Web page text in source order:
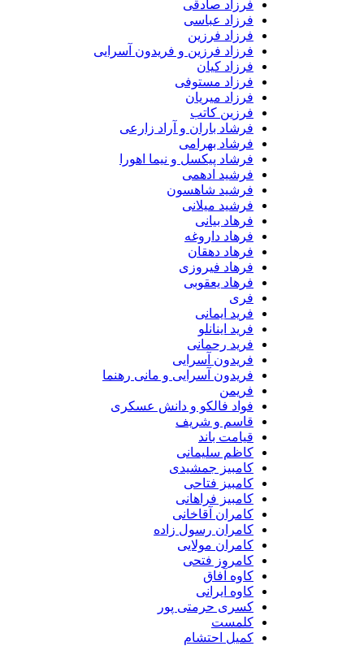
فرزاد صادقی
فرزاد عباسی
فرزاد فرزین
فرزاد فرزین و فریدون آسرایی
فرزاد کیان
فرزاد مستوفی
فرزاد میریان
فرزین کاتب
فرشاد باران و آراد زارعی
فرشاد بهرامی
فرشاد پیکسل و نیما اهورا
فرشید ادهمی
فرشید شاهسون
فرشید میلانی
فرهاد بیانی
فرهاد داروغه
فرهاد دهقان
فرهاد فیروزی
فرهاد یعقوبی
فری
فرید ایمانی
فرید اینانلو
فرید رحمانی
فریدون آسرایی
فریدون آسرایی و مانی رهنما
فریمن
فواد فالکو و دانش عسکری
قاسم و شریف
قیامت باند
کاظم سلیمانی
کامبیز جمشیدی
کامبیز فتاحی
کامبیز فراهانی
کامران آقاخانی
کامران رسول زاده
کامران مولایی
کامروز فتحی
کاوه آفاق
کاوه ایرانی
کسری حرمتی پور
کلمست
کمیل احتشام